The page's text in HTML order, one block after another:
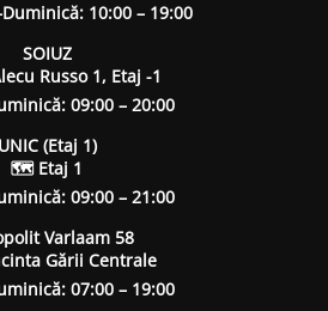
10:00 – 19:00
SOIUZ
Russo 1, Etaj -1
09:00 – 20:00
UNIC (Etaj 1)
🗺 Etaj 1
09:00 – 21:00
Varlaam 58
Gării Centrale
07:00 – 19:00